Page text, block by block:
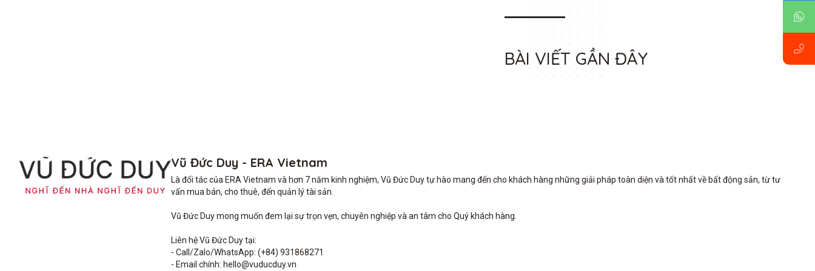
BÀI VIẾT GẦN ĐÂY
Vũ Đức Duy - ERA Vietnam
Là đối tác của ERA Vietnam và hơn 7 năm kinh nghiệm, Vũ Đức Duy tự hào mang đến cho khách hàng những giải pháp toàn diện và tốt nhất về bất động sản, từ tư
vấn mua bán, cho thuê, đến quản lý tài sản.
Vũ Đức Duy mong muốn đem lại sự trọn vẹn, chuyên nghiệp và an tâm cho Quý khách hàng.
Liên hệ Vũ Đức Duy tại:
- Call/Zalo/WhatsApp: (+84) 931868271
- Email chính: hello@vuducduy.vn